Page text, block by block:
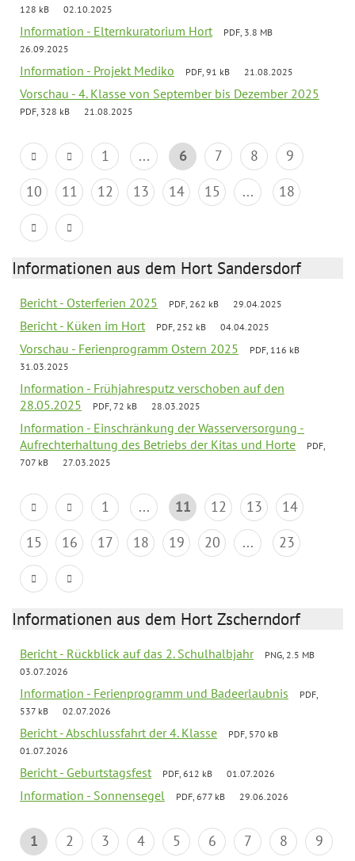
128 kB
02.10.2025
Information - Elternkuratorium Hort
PDF, 3.8 MB
26.09.2025
Information - Projekt Mediko PDF, 91 kB 21.08.2025
Vorschau - 4. Klasse von September bis Dezember 2025
PDF, 328 kB 21.08.2025
1 ... 6 7 8
9
10
11 12 13 14 15 ... 18
Informationen aus dem Hort Sandersdorf
Bericht - Osterferien 2025 PDF, 262 kB 29.04.2025
Bericht - Küken im Hort PDF, 252 kB 04.04.2025
Vorschau - Ferienprogramm Ostern 2025
PDF, 116 kB
31.03.2025
Information - Frühjahresputz verschoben auf den
28.05.2025
PDF, 72 kB 28.03.2025
Information - Einschränkung der Wasserversorgung -
Aufrechterhaltung des Betriebs der Kitas und Horte
PDF,
707 kB
27.03.2025
1 ... 11 12 13
14
15
16 17 18 19 20 ... 23
Informationen aus dem Hort Zscherndorf
Bericht - Rückblick auf das 2. Schulhalbjahr
PNG, 2.5 MB
03.07.2026
Information - Ferienprogramm und Badeerlaubnis
PDF,
537 kB
02.07.2026
Bericht - Abschlussfahrt der 4. Klasse
PDF, 570 kB
01.07.2026
Bericht - Geburtstagsfest PDF, 612 kB 01.07.2026
Information - Sonnensegel PDF, 677 kB 29.06.2026
1 2 3 4 5 6 7 8
9